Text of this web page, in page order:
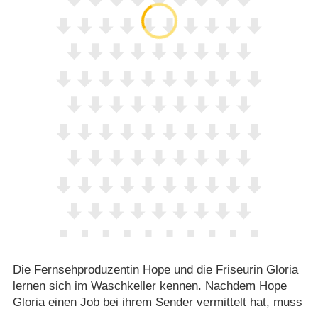
Die Fernsehproduzentin Hope und die Friseurin Gloria
lernen sich im Waschkeller kennen. Nachdem Hope
Gloria einen Job bei ihrem Sender vermittelt hat, muss